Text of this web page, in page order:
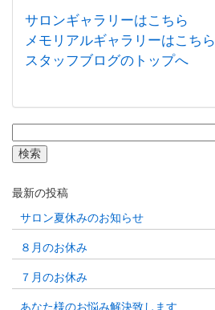
サロンギャラリーはこちら
メモリアルギャラリーはこちら
スタッフブログのトップへ
索:
最新の投稿
サロン夏休みのお知らせ
８月のお休み
７月のお休み
あなた様のお悩み解決致します